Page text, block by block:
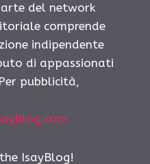
del network
comprende
indipendente
di appassionati
pubblicità,
IsayBlog!